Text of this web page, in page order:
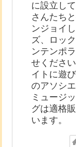
に設立し
さんたち
ンジョイ
ズ、ロッ
ンテンポ
せくださ
イトに遊
のアソシ
ミュージ
グは適格
います。